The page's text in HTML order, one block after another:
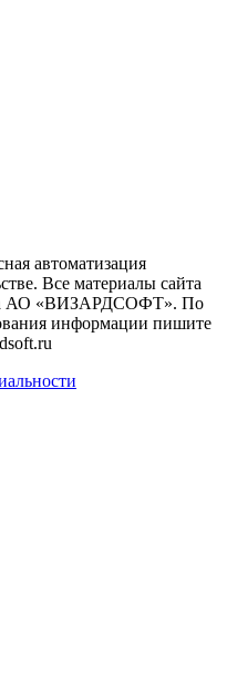
автоматизация
Все материалы сайта
АО «ВИЗАРДСОФТ». По
информации пишите